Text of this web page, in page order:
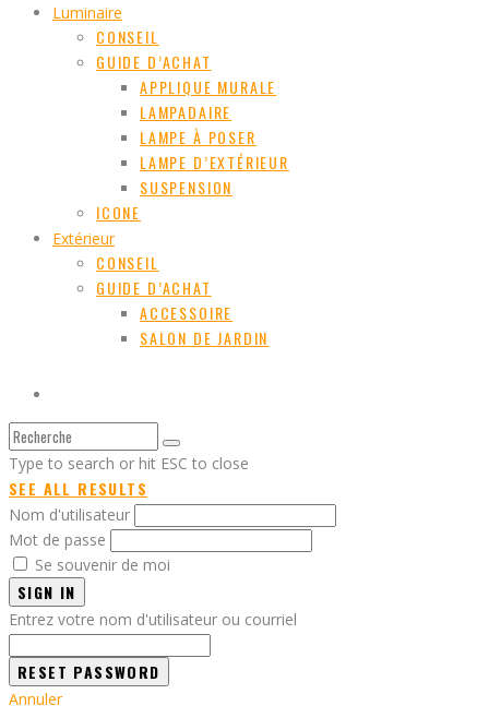
Luminaire
CONSEIL
GUIDE D’ACHAT
APPLIQUE MURALE
LAMPADAIRE
LAMPE À POSER
LAMPE D’EXTÉRIEUR
SUSPENSION
ICONE
Extérieur
CONSEIL
GUIDE D’ACHAT
ACCESSOIRE
SALON DE JARDIN
Type to search or hit ESC to close
SEE ALL RESULTS
Nom d'utilisateur
Mot de passe
Se souvenir de moi
SIGN IN
Entrez votre nom d'utilisateur ou courriel
Annuler